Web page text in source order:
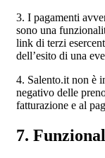
3. I pagamenti
sono una
link di terzi
dell’esito di una
4. Salento.it non è
negativo delle
fatturazione e al
7.